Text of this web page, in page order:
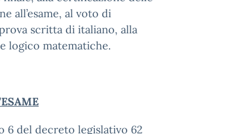
all’esame, al voto di
scritta di italiano, alla
logico matematiche.
6 del decreto legislativo 62